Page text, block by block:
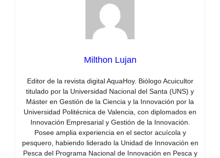
Milthon Lujan
Editor de la revista digital AquaHoy. Biólogo Acuicultor
titulado por la Universidad Nacional del Santa (UNS) y
Máster en Gestión de la Ciencia y la Innovación por la
Universidad Politécnica de Valencia, con diplomados en
Innovación Empresarial y Gestión de la Innovación.
Posee amplia experiencia en el sector acuícola y
pesquero, habiendo liderado la Unidad de Innovación en
Pesca del Programa Nacional de Innovación en Pesca y